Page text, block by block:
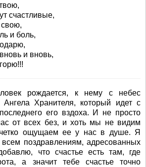
счастливые,
и боль,
и вновь,
рождается, к нему с небес
Ангела Хранителя, который идет с
его вздоха. И не просто
от всех без, и хоть мы не видим
ощущаем ее у нас в душе. Я
поздравлениям, адресованных
что счастье есть там, где
а значит тебе счастье точно